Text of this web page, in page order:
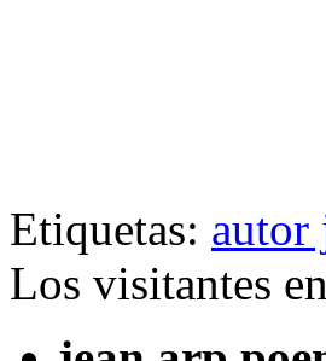
Etiquetas: autor
Los visitantes